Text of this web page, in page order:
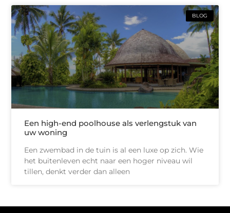
BLOG
Een high-end poolhouse als verlengstuk van
uw woning
Een zwembad in de tuin is al een luxe op zich. Wie
het buitenleven echt naar een hoger niveau wil
tillen, denkt verder dan alleen